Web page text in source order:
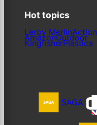
Hot topics
Leroy MerlinAction
AmazonOutdoor
KingfisherPlastica
SAGA